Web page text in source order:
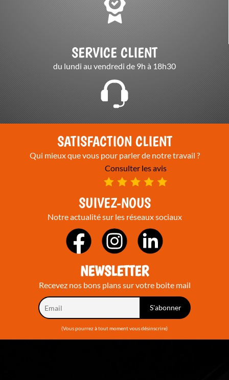
SERVICE CLIENT
du lundi au vendredi de 9h à 18h30
SATISFACTION CLIENT
Qui mieux que vous pour parler de notre travail ?
Consulter les avis
SUIVEZ-NOUS
Notre actualité sur les réseaux sociaux
NEWSLETTER
Recevez nos bons plans sur votre boite mail
(Vous pourrez à tout moment vous désinscrire)